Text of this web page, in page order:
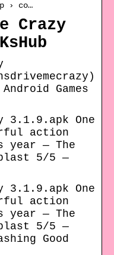
› co…
Crazy
Games
3.1.9.apk One
action
year — The
blast 5/5 —
3.1.9.apk One
action
year — The
blast 5/5 —
Good